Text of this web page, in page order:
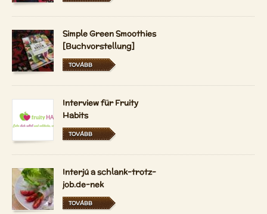
Simple Green Smoothies
[Buchvorstellung]
TOVÁBB
Interview für Fruity
Habits
TOVÁBB
Interjú a schlank-trotz-
job.de-nek
TOVÁBB